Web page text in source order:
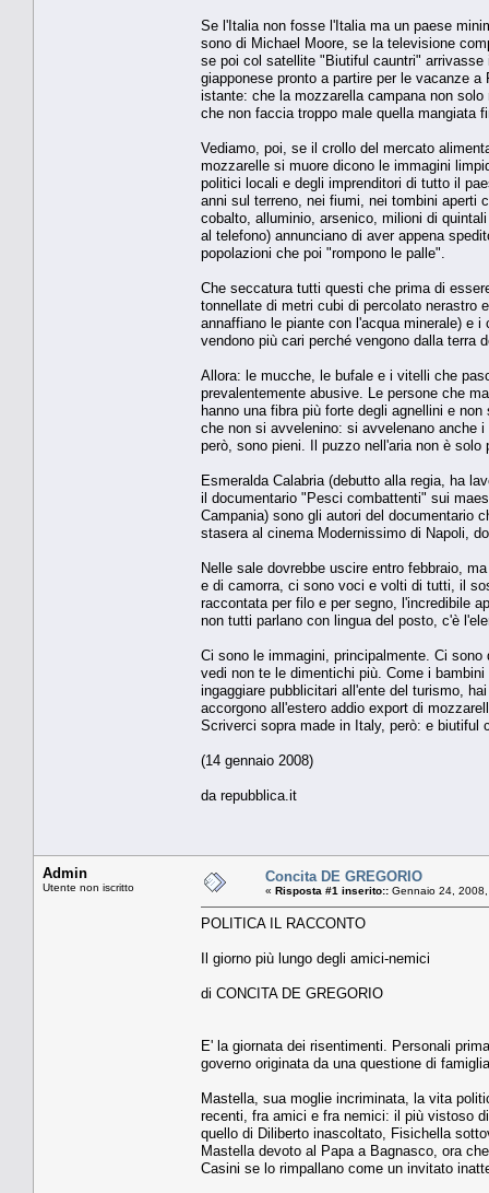
Se l'Italia non fosse l'Italia ma un paese
sono di Michael Moore, se la televisione
se poi col satellite "Biutiful cauntri" arrivasse
giapponese pronto a partire per le vacanze
istante: che la mozzarella campana non
che non faccia troppo male quella mangiata
Vediamo, poi, se il crollo del mercato
mozzarelle si muore dicono le immagini
politici locali e degli imprenditori di tutto il
anni sul terreno, nei fiumi, nei tombini aperti
cobalto, alluminio, arsenico, milioni di
al telefono) annunciano di aver appena
popolazioni che poi "rompono le palle".
Che seccatura tutti questi che prima di
tonnellate di metri cubi di percolato nerastro
annaffiano le piante con l'acqua minerale) e
vendono più cari perché vengono dalla terra
Allora: le mucche, le bufale e i vitelli che
prevalentemente abusive. Le persone che
hanno una fibra più forte degli agnellini e
che non si avvelenino: si avvelenano anche
però, sono pieni. Il puzzo nell'aria non è
Esmeralda Calabria (debutto alla regia, ha
il documentario "Pesci combattenti" sui
Campania) sono gli autori del documentario
stasera al cinema Modernissimo di Napoli,
Nelle sale dovrebbe uscire entro febbraio,
e di camorra, ci sono voci e volti di tutti, il
raccontata per filo e per segno, l'incredibile
non tutti parlano con lingua del posto, c'è
Ci sono le immagini, principalmente. Ci
vedi non te le dimentichi più. Come i
ingaggiare pubblicitari all'ente del turismo,
accorgono all'estero addio export di
Scriverci sopra made in Italy, però: e biutiful
(14 gennaio 2008)
da repubblica.it
Admin
Utente non iscritto
Concita DE GREGORIO
« Risposta #1 inserito:: Gennaio 24,
POLITICA IL RACCONTO
Il giorno più lungo degli amici-nemici
di CONCITA DE GREGORIO
E' la giornata dei risentimenti. Personali
governo originata da una questione di
Mastella, sua moglie incriminata, la vita
recenti, fra amici e fra nemici: il più vistoso
quello di Diliberto inascoltato, Fisichella
Mastella devoto al Papa a Bagnasco, ora
Casini se lo rimpallano come un invitato